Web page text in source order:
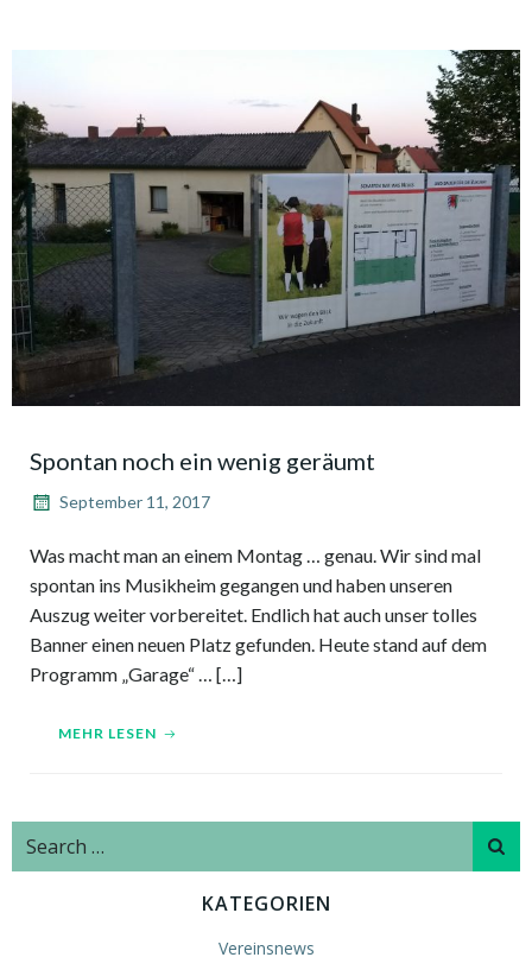
Spontan noch ein wenig geräumt
September 11, 2017
Was macht man an einem Montag … genau. Wir sind mal
spontan ins Musikheim gegangen und haben unseren
Auszug weiter vorbereitet. Endlich hat auch unser tolles
Banner einen neuen Platz gefunden. Heute stand auf dem
Programm „Garage“ … […]
MEHR LESEN
Search
KATEGORIEN
Vereinsnews